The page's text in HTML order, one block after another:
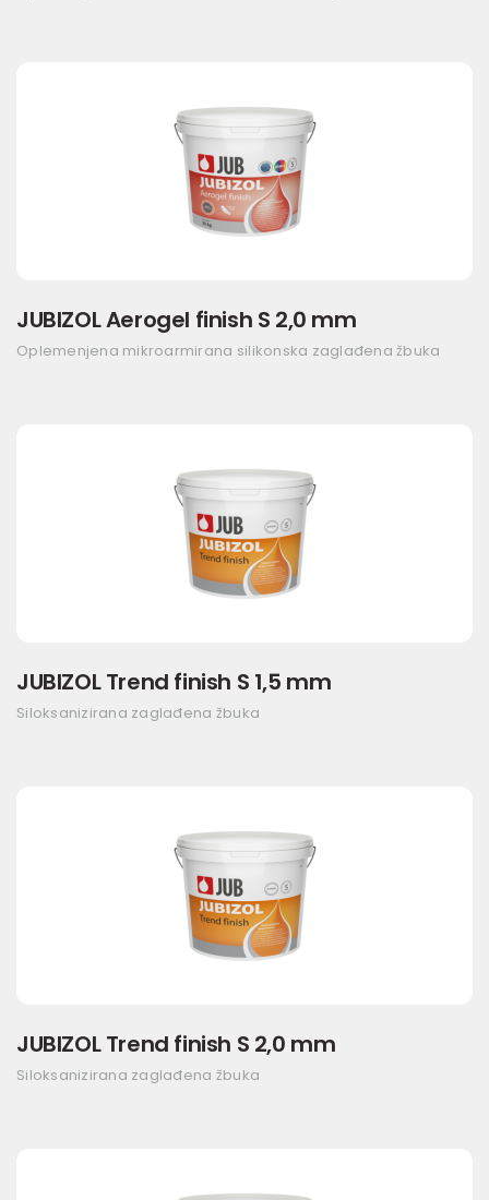
JUBIZOL Aerogel finish S 2,0 mm
Oplemenjena mikroarmirana silikonska zaglađena žbuka
JUBIZOL Trend finish S 1,5 mm
Siloksanizirana zaglađena žbuka
JUBIZOL Trend finish S 2,0 mm
Siloksanizirana zaglađena žbuka